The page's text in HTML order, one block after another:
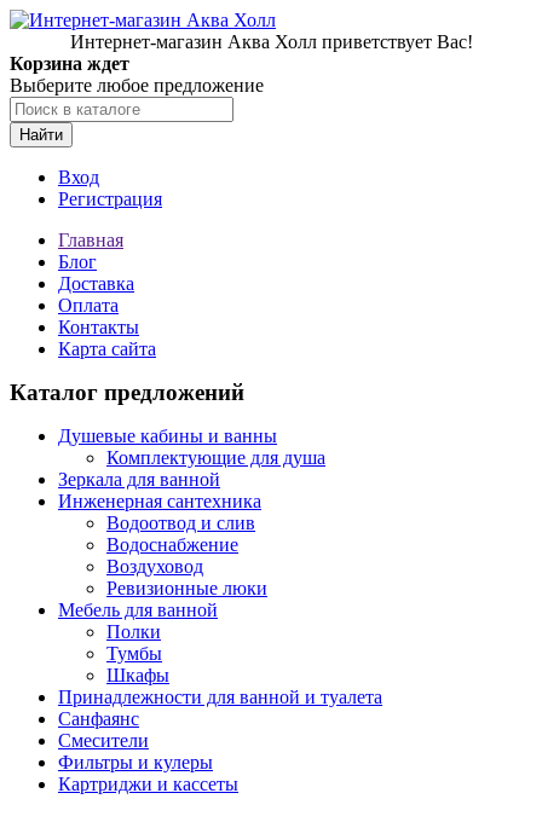
Интернет-магазин Аква Холл приветствует Вас!
Корзина ждет
Выберите любое предложение
Найти
Вход
Регистрация
Главная
Блог
Доставка
Оплата
Контакты
Карта сайта
Каталог предложений
Душевые кабины и ванны
Комплектующие для душа
Зеркала для ванной
Инженерная сантехника
Водоотвод и слив
Водоснабжение
Воздуховод
Ревизионные люки
Мебель для ванной
Полки
Тумбы
Шкафы
Принадлежности для ванной и туалета
Санфаянс
Смесители
Фильтры и кулеры
Картриджи и кассеты